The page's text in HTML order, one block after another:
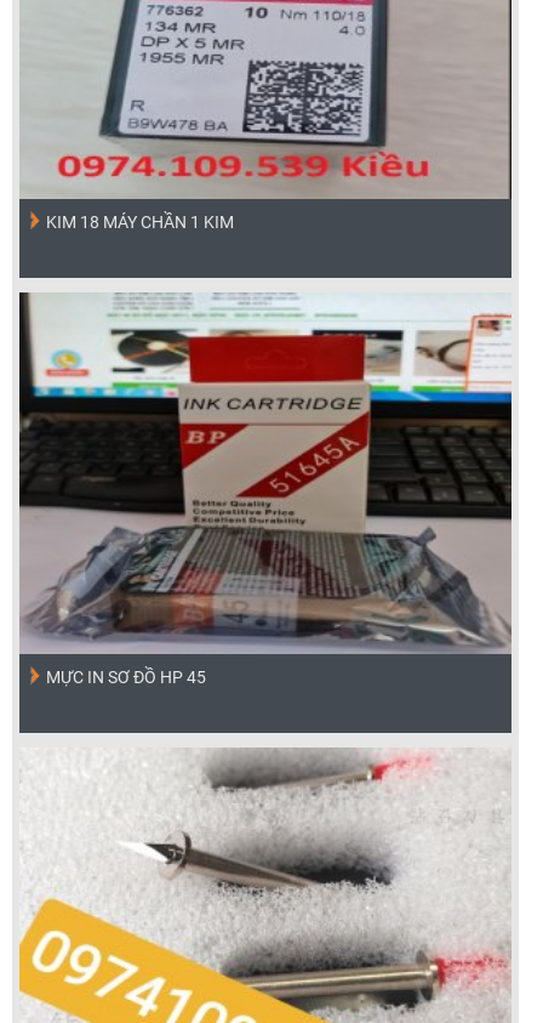
KIM 18 MÁY CHẦN 1 KIM
MỰC IN SƠ ĐỒ HP 45